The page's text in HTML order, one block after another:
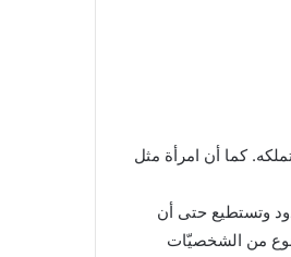
كما أن امرأة مثل
وتستطيع حتى أن
من الشخصيّات